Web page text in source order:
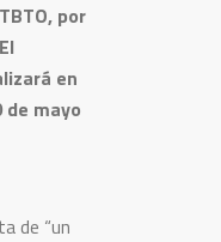
por
en
mayo
de “un